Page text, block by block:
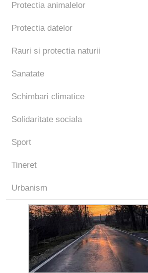
Protectia animalelor
Protectia datelor
Rauri si protectia naturii
Sanatate
Schimbari climatice
Solidaritate sociala
Sport
Tineret
Urbanism